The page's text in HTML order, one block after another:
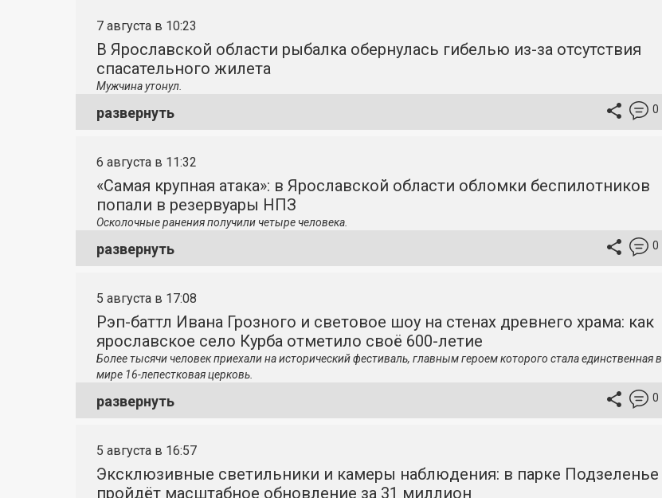
7 августа в 10:23
В Ярославской области рыбалка обернулась гибелью из-за отсутствия
спасательного жилета
Мужчина утонул.
развернуть 0
6 августа в 11:32
«Самая крупная атака»: в Ярославской области обломки беспилотников
попали в резервуары НПЗ
Осколочные ранения получили четыре человека.
развернуть 0
5 августа в 17:08
Рэп-баттл Ивана Грозного и световое шоу на стенах древнего храма: как
ярославское село Курба отметило своё 600-летие
Более тысячи человек приехали на исторический фестиваль, главным героем которого стала единственная в
мире 16-лепестковая церковь.
развернуть 0
5 августа в 16:57
Эксклюзивные светильники и камеры наблюдения: в парке Подзеленье
пройдёт масштабное обновление за 31 миллион